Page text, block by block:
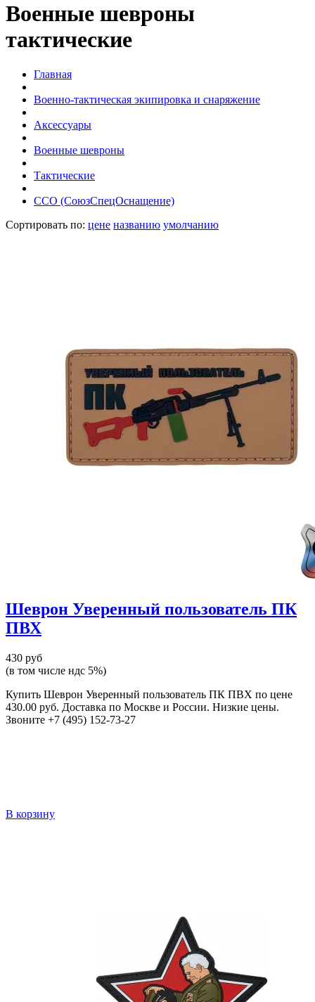
Военные шевроны
тактические
Главная
Военно-тактическая экипировка и снаряжение
Аксессуары
Военные шевроны
Тактические
ССО (СоюзСпецОснащение)
Сортировать по: цене названию умолчанию
Шеврон Уверенный пользователь ПК
ПВХ
430 руб
(в том числе ндс 5%)
Купить Шеврон Уверенный пользователь ПК ПВХ по цене
430.00 руб. Доставка по Москве и России. Низкие цены.
Звоните +7 (495) 152-73-27
В корзину